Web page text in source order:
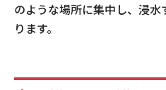
のような場所に集中し、浸
ります。